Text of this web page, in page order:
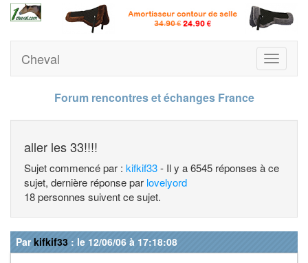
Toggle
Cheval
Forum rencontres et échanges France
aller les 33!!!!
Sujet commencé par : kifkif33- Il y a 6545 réponses à ce
sujet, dernière réponse par lovelyord
18 personnes suivent ce sujet.
Parkifkif33 : le 12/06/06 à 17:18:08